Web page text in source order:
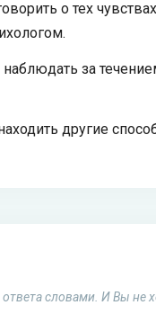
о тех
за
другие
словами. И Вы не